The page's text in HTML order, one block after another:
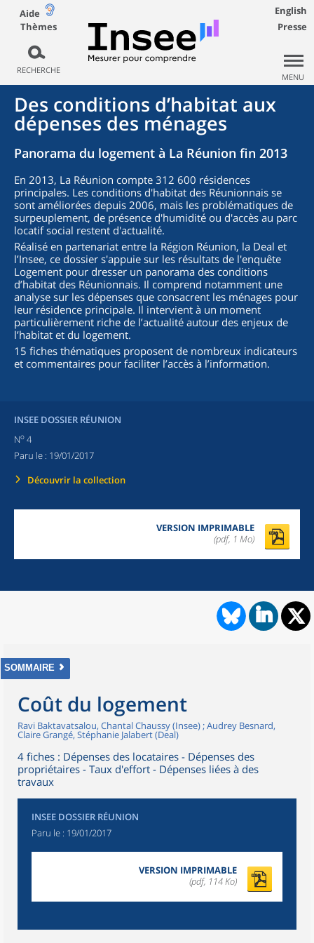
Aide
Thèmes
RECHERCHE
English
Presse
MENU
Des conditions d’habitat aux
dépenses des ménages
Panorama du logement à La Réunion fin 2013
En 2013, La Réunion compte 312 600 résidences
principales. Les conditions d'habitat des Réunionnais se
sont améliorées depuis 2006, mais les problématiques de
surpeuplement, de présence d'humidité ou d'accès au parc
locatif social restent d'actualité.
Réalisé en partenariat entre la Région Réunion, la Deal et
l’Insee, ce dossier s'appuie sur les résultats de l'enquête
Logement pour dresser un panorama des conditions
d’habitat des Réunionnais. Il comprend notamment une
analyse sur les dépenses que consacrent les ménages pour
leur résidence principale. Il intervient à un moment
particulièrement riche de l’actualité autour des enjeux de
l’habitat et du logement.
15 fiches thématiques proposent de nombreux indicateurs
et commentaires pour faciliter l’accès à l’information.
INSEE DOSSIER RÉUNION
No 4
Paru le : 19/01/2017
Découvrir la collection
VERSION IMPRIMABLE
(pdf, 1 Mo)
SOMMAIRE
Coût du logement
Ravi Baktavatsalou, Chantal Chaussy (Insee) ; Audrey Besnard,
Claire Grangé, Stéphanie Jalabert (Deal)
4 fiches : Dépenses des locataires - Dépenses des
propriétaires - Taux d'effort - Dépenses liées à des
travaux
INSEE DOSSIER RÉUNION
Paru le : 19/01/2017
VERSION IMPRIMABLE
(pdf, 114 Ko)